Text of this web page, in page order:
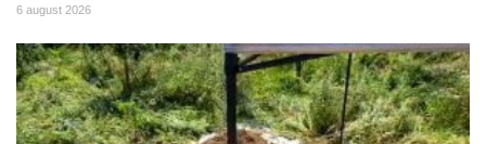
6 august 2026